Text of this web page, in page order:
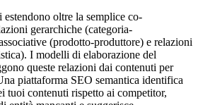
oltre la semplice co-
gerarchiche (categoria-
(prodotto-produttore) e relazioni
I modelli di elaborazione del
queste relazioni dai contenuti per
piattaforma SEO semantica identifica
tuoi contenuti rispetto ai competitor,